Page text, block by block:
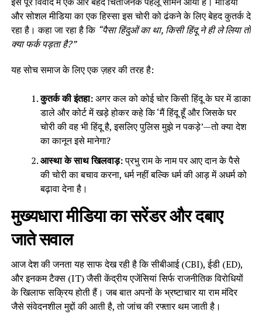
और सोशल मीडिया का एक हिस्सा इस चोरी को ढंकने के लिए बेहद कुतर्क दे
रहा है। कहा जा रहा है कि “पैसा हिंदुओं का था, किसी हिंदू ने ही ले लिया तो
क्या फर्क पड़ता है?”
यह सोच समाज के लिए एक ज़हर की तरह है:
कुतर्क की इंतहा:अगर कल को कोई चोर किसी हिंदू के घर में डाका
डाले और कोर्ट में खड़े होकर कहे कि ‘मैं हिंदू हूँ और जिसके घर
चोरी की वह भी हिंदू है, इसलिए पुलिस मुझे न पकड़े’—तो क्या देश
का कानून इसे मानेगा?
आस्था के साथ खिलवाड़:प्रभु राम के नाम पर आए दान के पैसे
की चोरी का बचाव करना, धर्म नहीं बल्कि धर्म की आड़ में अधर्म को
बढ़ावा देना है।
मुख्यधारा मीडिया का सरेंडर और दबाए
जाते सवाल
आज देश की जनता यह साफ देख रही है कि सीबीआई (CBI), ईडी (ED),
और इनकम टैक्स (IT) जैसी केंद्रीय एजेंसियां सिर्फ राजनीतिक विरोधियों
के खिलाफ सक्रिय होती हैं। जब बात अपनों के भ्रष्टाचार या राम मंदिर
जैसे संवेदनशील मुद्दों की आती है, तो जांच की रफ्तार थम जाती है।